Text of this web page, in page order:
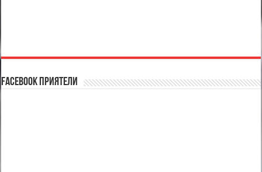
Facebook Приятели